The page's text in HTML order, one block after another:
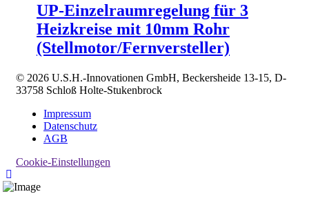
UP-Einzelraumregelung für 3
Heizkreise mit 10mm Rohr
(Stellmotor/Fernversteller)
© 2026 U.S.H.-Innovationen GmbH, Beckersheide 13-15, D-
33758 Schloß Holte-Stukenbrock
Impressum
Datenschutz
AGB
Cookie-Einstellungen